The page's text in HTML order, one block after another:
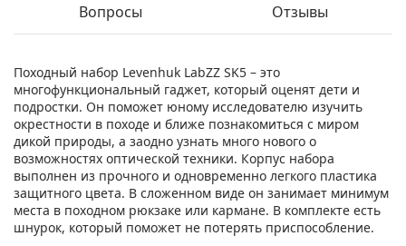
Вопросы Отзывы
Походный набор Levenhuk LabZZ SK5 – это
многофункциональный гаджет, который оценят дети и
подростки. Он поможет юному исследователю изучить
окрестности в походе и ближе познакомиться с миром
дикой природы, а заодно узнать много нового о
возможностях оптической техники. Корпус набора
выполнен из прочного и одновременно легкого пластика
защитного цвета. В сложенном виде он занимает минимум
места в походном рюкзаке или кармане. В комплекте есть
шнурок, который поможет не потерять приспособление.